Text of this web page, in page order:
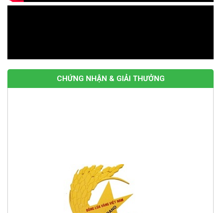
Giá: Liên hệ
CHỨNG NHẬN & GIẢI THƯỞNG